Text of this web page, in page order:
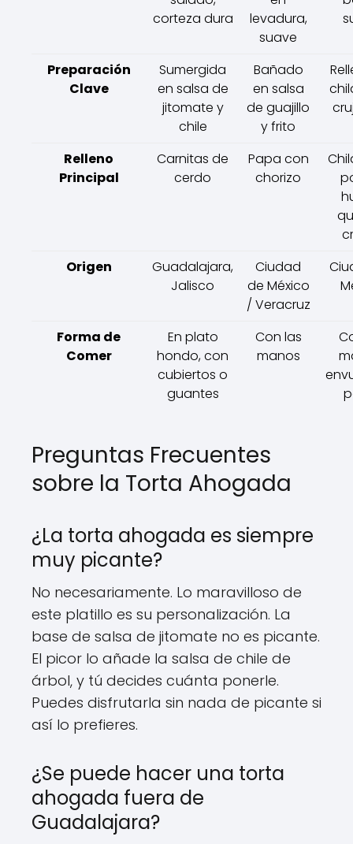
corteza dura
levadura,
suave
Preparación
Clave
Sumergida
en salsa de
jitomate y
chile
Bañado
en salsa
de guajillo
y frito
Relleno
Principal
Carnitas de
cerdo
Papa con
chorizo
Origen
Guadalajara,
Jalisco
Ciudad
de México
/ Veracruz
Forma de
Comer
En plato
hondo, con
cubiertos o
guantes
Con las
manos
Preguntas Frecuentes
sobre la Torta Ahogada
¿La torta ahogada es siempre
muy picante?
No necesariamente. Lo maravilloso de
este platillo es su personalización. La
base de salsa de jitomate no es picante.
El picor lo añade la salsa de chile de
árbol, y tú decides cuánta ponerle.
Puedes disfrutarla sin nada de picante si
así lo prefieres.
¿Se puede hacer una torta
ahogada fuera de
Guadalajara?